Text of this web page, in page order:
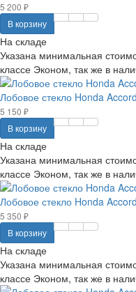
5 200 ₽
В корзину
На складе
Указана минимальная
классе Эконом, так же в
Лобовое стекло Honda
5 150 ₽
В корзину
На складе
Указана минимальная
классе Эконом, так же в
Лобовое стекло Honda
5 350 ₽
В корзину
На складе
Указана минимальная
классе Эконом, так же в